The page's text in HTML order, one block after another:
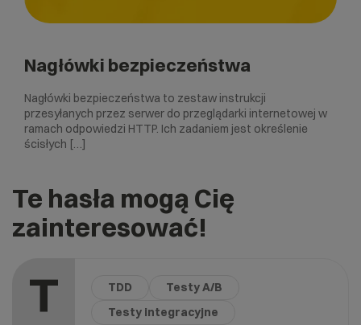
Nagłówki bezpieczeństwa
Nagłówki bezpieczeństwa to zestaw instrukcji
przesyłanych przez serwer do przeglądarki internetowej w
ramach odpowiedzi HTTP. Ich zadaniem jest określenie
ścisłych […]
Te hasła mogą Cię
zainteresować!
T TDD
Testy A/B
Testy integracyjne